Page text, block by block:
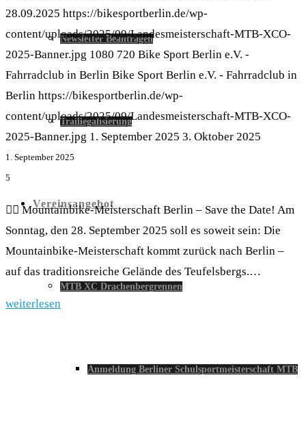
Newsletter Beantragen
Traillegalisierung
Vereinsangebot
MTB XC Drachenbergrennen
Anmeldung Berliner Schulsportmeisterschaft MTB
28.09.2025 https://bikesportberlin.de/wp-
content/uploads/2025/09/Landesmeisterschaft-MTB-XCO-
2025-Banner.jpg 1080 720 Bike Sport Berlin e.V. -
Fahrradclub in Berlin Bike Sport Berlin e.V. - Fahrradclub in
Berlin https://bikesportberlin.de/wp-
content/uploads/2025/09/Landesmeisterschaft-MTB-XCO-
2025-Banner.jpg 1. September 2025 3. Oktober 2025
1. September 2025
5
🚵‍♂️ Mountainbike-Meisterschaft Berlin – Save the Date! Am
Sonntag, den 28. September 2025 soll es soweit sein: Die
Mountainbike-Meisterschaft kommt zurück nach Berlin –
auf das traditionsreiche Gelände des Teufelsbergs.…
weiterlesen